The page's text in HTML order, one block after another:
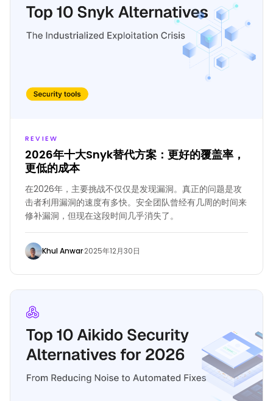
REVIEW
2026年十大Snyk替代方案：更好的覆盖率，
更低的成本
在2026年，主要挑战不仅仅是发现漏洞。真正的问题是攻
击者利用漏洞的速度有多快。安全团队曾经有几周的时间来
修补漏洞，但现在这段时间几乎消失了。
Khul Anwar·2025年12月30日